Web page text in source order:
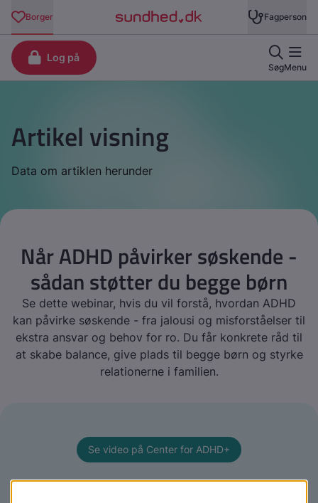
Artikel visning
Data om artiklen herunder
Når ADHD påvirker søskende -
sådan støtter du begge børn
Se dette webinar, hvis du vil forstå, hvordan ADHD
kan påvirke søskende - fra jalousi og misforståelser til
ekstra ansvar og behov for ro. Du får konkrete råd til
at skabe balance, give plads til begge børn og styrke
relationerne i familien.
Se video på Center for ADHD+